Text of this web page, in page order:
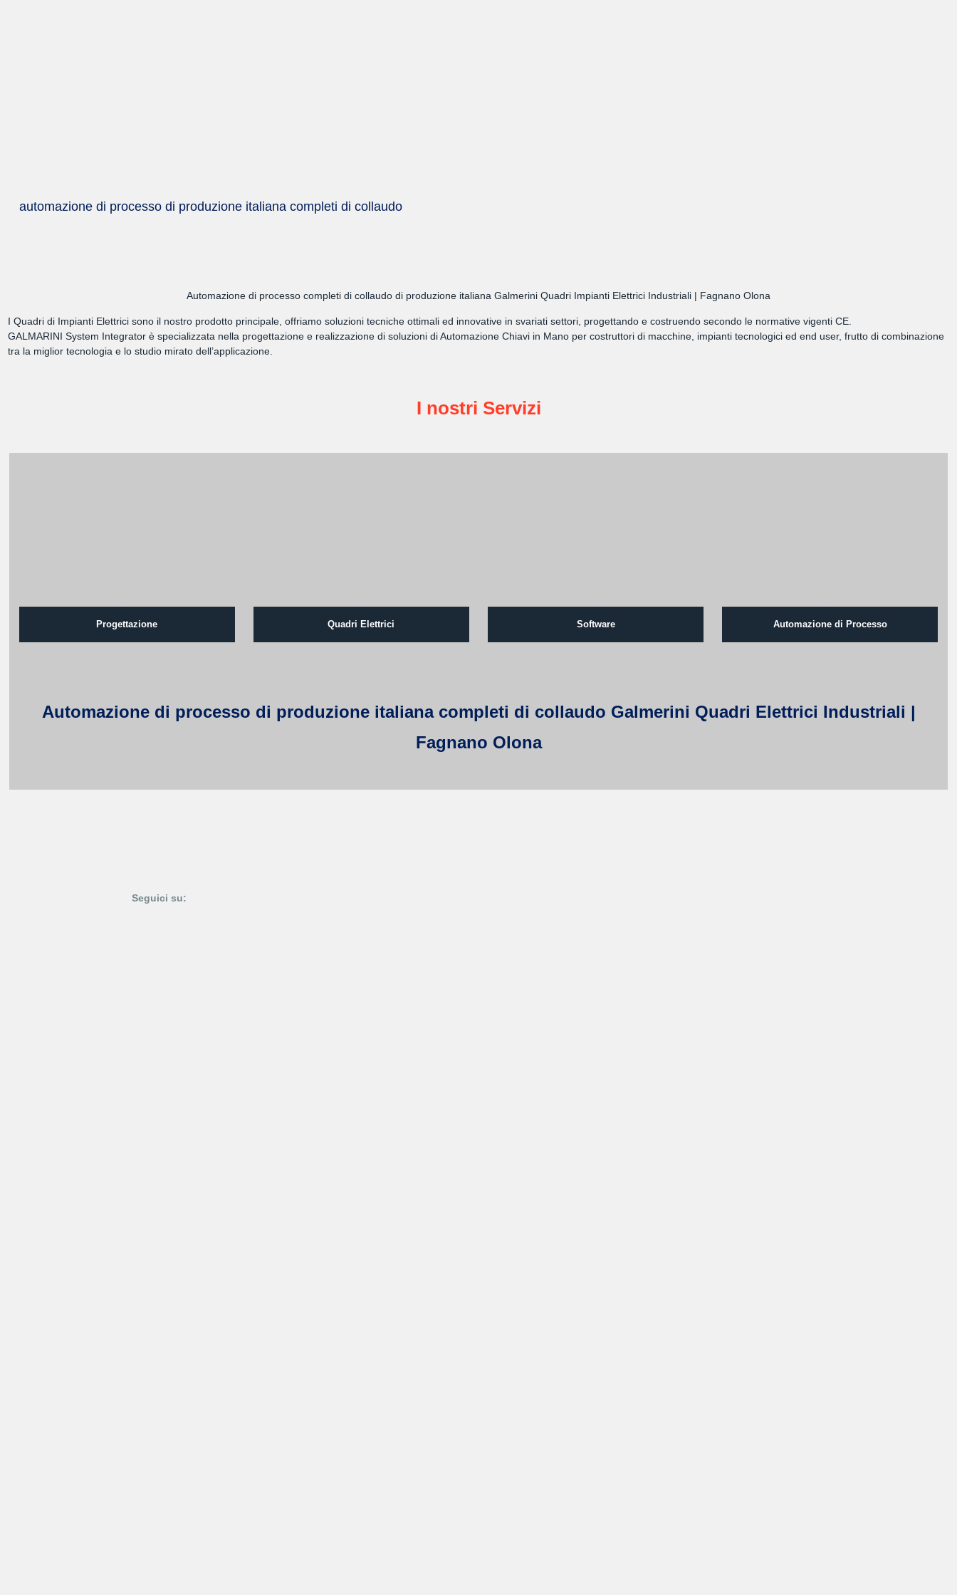
automazione di processo di produzione italiana completi di collaudo
Automazione di processo completi di collaudo di produzione italiana Galmerini Quadri Impianti Elettrici Industriali | Fagnano Olona
I Quadri di Impianti Elettrici sono il nostro prodotto principale, offriamo soluzioni tecniche ottimali ed innovative in svariati settori, progettando e costruendo secondo le normative vigenti CE.
GALMARINI System Integrator è specializzata nella progettazione e realizzazione di soluzioni di Automazione Chiavi in Mano per costruttori di macchine, impianti tecnologici ed end user, frutto di combinazione
tra la miglior tecnologia e lo studio mirato dell’applicazione.
I nostri Servizi
Progettazione Quadri Elettrici Software Automazione di Processo
Automazione di processo di produzione italiana completi di collaudo Galmerini Quadri Elettrici Industriali |
Fagnano Olona
Seguici su: